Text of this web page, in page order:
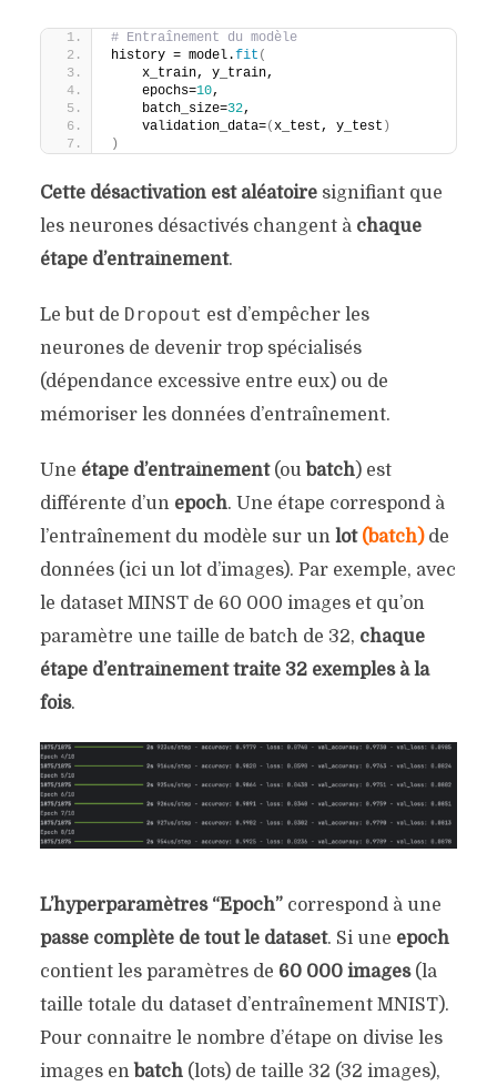
# Entraînement du modèle
history = model.fit (
    x_train, y_train,
    epochs=
10,
    batch_size=
32,
    validation_data=
(x_test, y_test )
)
Cette désactivation est aléatoiresignifiant que
les neurones désactivés changent à chaque
étape d’entraînement.
Le but de Dropout est d’empêcher les
neurones de devenir trop spécialisés
(dépendance excessive entre eux) ou de
mémoriser les données d’entraînement.
Une étape d’entraînement(ou batch) est
différente d’un epoch. Une étape correspond à
l’entraînement du modèle sur un lot (batch)de
données (ici un lot d’images). Par exemple, avec
le dataset MINST de 60 000 images et qu’on
paramètre une taille de batch de 32, chaque
étape d’entraînement traite 32 exemples à la
fois.
L’hyperparamètres “Epoch” correspond à une
passe complète de tout le dataset. Si une epoch
contient les paramètres de 60 000 images(la
taille totale du dataset d’entraînement MNIST).
Pour connaitre le nombre d’étape on divise les
images en batch(lots) de taille 32 (32 images),